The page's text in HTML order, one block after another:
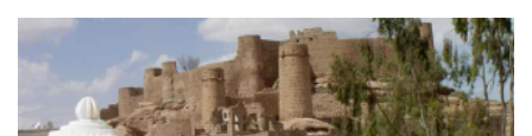
الأرشيف